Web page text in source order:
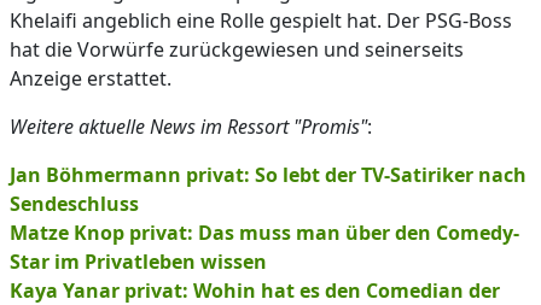
Khelaifi angeblich eine Rolle gespielt hat. Der PSG-Boss
hat die Vorwürfe zurückgewiesen und seinerseits
Anzeige erstattet.
Weitere aktuelle News im Ressort "Promis":
Jan Böhmermann privat: So lebt der TV-Satiriker nach
Sendeschluss
Matze Knop privat: Das muss man über den Comedy-
Star im Privatleben wissen
Kaya Yanar privat: Wohin hat es den Comedian der